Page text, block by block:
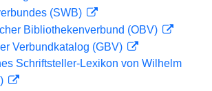
(SWB)
Bibliothekenverbund (OBV)
Verbundkatalog (GBV)
Schriftsteller-Lexikon von Wilhelm